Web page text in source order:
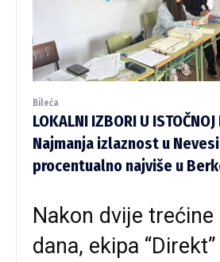
Bileća
LOKALNI IZBORI U
Najmanja izlaznost u
procentualno najviše u
Nakon dvije trećine
dana, ekipa